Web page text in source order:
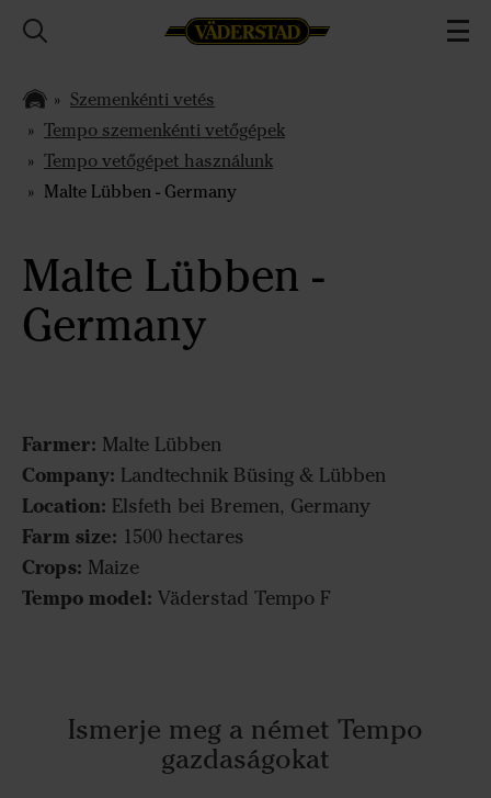
Szemenkénti vetés
Tempo szemenkénti vetőgépek
Tempo vetőgépet használunk
Malte Lübben - Germany
Malte Lübben -
Germany
Farmer: Malte Lübben
Company: Landtechnik Büsing & Lübben
Location: Elsfeth bei Bremen, Germany
Farm size: 1500 hectares
Crops: Maize
Tempo model: Väderstad Tempo F
Ismerje meg a német Tempo
gazdaságokat